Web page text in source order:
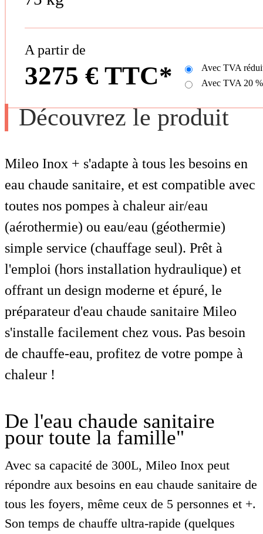
A partir de
3275 € TTC*
Avec TVA
Avec TVA 20 %
Découvrez le produit
Mileo Inox + s'adapte à tous les besoins en
eau chaude sanitaire, et est compatible avec
toutes nos pompes à chaleur air/eau
(aérothermie) ou eau/eau (géothermie)
simple service (chauffage seul). Prêt à
l'emploi (hors installation hydraulique) et
offrant un design moderne et épuré, le
préparateur d'eau chaude sanitaire Mileo
s'installe facilement chez vous. Pas besoin
de chauffe-eau, profitez de votre pompe à
chaleur !
De l'eau chaude sanitaire
pour toute la famille"
Avec sa capacité de 300L, Mileo Inox peut
répondre aux besoins en eau chaude sanitaire de
tous les foyers, même ceux de 5 personnes et +.
Son temps de chauffe ultra-rapide (quelques